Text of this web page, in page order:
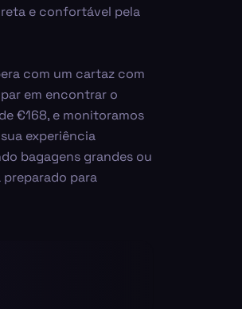
e confortável pela
com um cartaz com
em encontrar o
€168, e monitoramos
experiência
bagagens grandes ou
para